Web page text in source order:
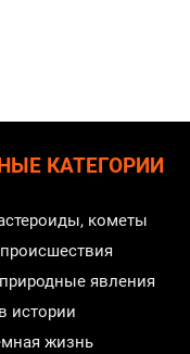
КАТЕГОРИИ
кометы
явления
истории
жизнь